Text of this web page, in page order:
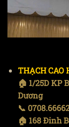
THẠCH CAO
🏠 1/25D KP
Dương
📞
🏠 168 Đinh